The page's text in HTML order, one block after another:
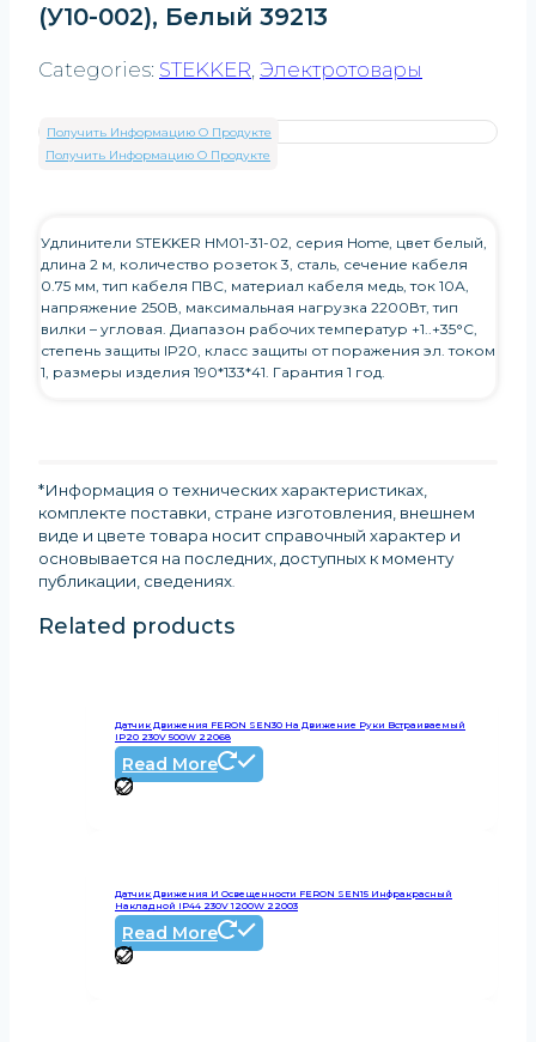
(У10-002), Белый 39213
Categories: STEKKER Электротовары
Получить Информацию О Продукте
Получить Информацию О Продукте
Удлинители STEKKER HM01-31-02, серия Home, цвет белый,
длина 2 м, количество розеток 3, сталь, сечение кабеля
0.75 мм, тип кабеля ПВС, материал кабеля медь, ток 10А,
напряжение 250В, максимальная нагрузка 2200Вт, тип
вилки – угловая. Диапазон рабочих температур +1..+35°C,
степень защиты IP20, класс защиты от поражения эл. током
1, размеры изделия 190*133*41. Гарантия 1 год.
*Информация о технических характеристиках,
комплекте поставки, стране изготовления, внешнем
виде и цвете товара носит справочный характер и
основывается на последних, доступных к моменту
публикации, сведениях
Related products
Датчик Движения FERON SEN30 На Движение Руки Встраиваемый
IP20 230V 500W 22068
Read More
Датчик Движения И Освещенности FERON SEN15 Инфракрасный
Накладной IP44 230V 1200W 22003
Read More